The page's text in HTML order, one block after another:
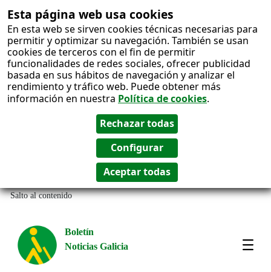
Esta página web usa cookies
En esta web se sirven cookies técnicas necesarias para
permitir y optimizar su navegación. También se usan
cookies de terceros con el fin de permitir
funcionalidades de redes sociales, ofrecer publicidad
basada en sus hábitos de navegación y analizar el
rendimiento y tráfico web. Puede obtener más
información en nuestra Política de cookies.
Salto al contenido
Boletín
Noticias Galicia